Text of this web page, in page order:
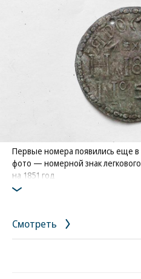
Первые номера появились еще
фото — номерной знак
на 1851 год
Фото: Коммерсантъ / Иван
Смотреть